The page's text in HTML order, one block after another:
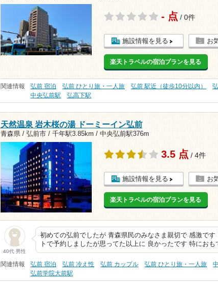
- 点 / 0件
施設情報を見る お
楽天トラベルの宿泊プランを見る
関連情報 弘前 宿泊 弘前 ひとり旅・一人旅 弘前 駅近（徒歩10分以内）
中央弘前駅
弘高下駅
天然温泉 岩木桜の湯 ドーミーイン弘前
青森県 / 弘前市 / 千年駅3.85km / 中央弘前駅376m
3.5 点 / 4件
施設情報を見る お
楽天トラベルの宿泊プランを見る
40代 男性
初めての弘前でしたが 青森県民のみなさま親切で 感激で
トで予約しましたが思ってた以上に 良かったです 特にお
関連情報 弘前 宿泊 弘前 冷え性 弘前 カップル 弘前 ひとり旅・一人旅
弘前学院大前駅